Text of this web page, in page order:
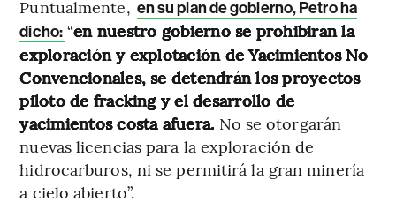
Puntualmente, en su plan de gobierno, Petro ha
dicho: “en nuestro gobierno se prohibirán la
exploración y explotación de Yacimientos No
Convencionales, se detendrán los proyectos
piloto de fracking y el desarrollo de
yacimientos costa afuera. No se otorgarán
nuevas licencias para la exploración de
hidrocarburos, ni se permitirá la gran minería
a cielo abierto”.